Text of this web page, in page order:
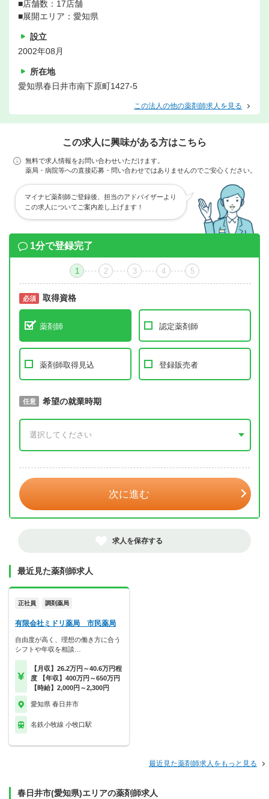
■店舗数：17店舗
■展開エリア：愛知県
設立
2002年08月
所在地
愛知県春日井市南下原町1427-5
この法人の他の薬剤師求人を見る
この求人に興味がある方はこちら
無料で求人情報をお問い合わせいただけます。
薬局・病院等への直接応募・問い合わせではありませんのでご安心ください。
マイナビ薬剤師ご登録後、担当のアドバイザーより
この求人についてご案内差し上げます！
1分で登録完了
1 2 3 4 5
必須 取得資格
薬剤師 認定薬剤師
薬剤師取得見込 登録販売者
必須 取得予定年
任意 希望の就業時期
次に進む
求人を保存する
最近見た薬剤師求人
正社員 調剤薬局
有限会社ミドリ薬局 市民薬局
自由度が高く、理想の働き方に合う
シフトや年収を相談…
【月収】26.2万円～40.6万円程
度 【年収】400万円～650万円
【時給】2,000円～2,300円
愛知県 春日井市
名鉄小牧線 小牧口駅
最近見た薬剤師求人をもっと見る
春日井市(愛知県)エリアの薬剤師求人